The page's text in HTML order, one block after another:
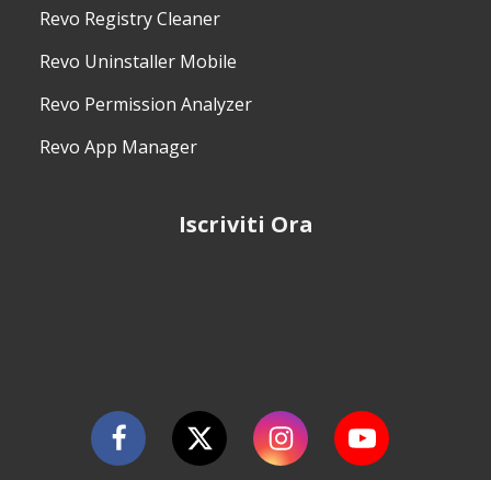
Revo Registry Cleaner
Revo Uninstaller Mobile
Revo Permission Analyzer
Revo App Manager
Iscriviti Ora